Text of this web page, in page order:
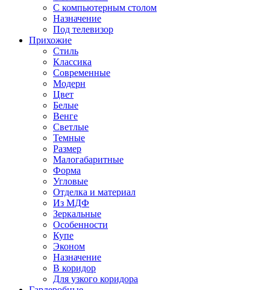
С компьютерным столом
Назначение
Под телевизор
Прихожие
Стиль
Классика
Современные
Модерн
Цвет
Белые
Венге
Светлые
Темные
Размер
Малогабаритные
Форма
Угловые
Отделка и материал
Из МДФ
Зеркальные
Особенности
Купе
Эконом
Назначение
В коридор
Для узкого коридора